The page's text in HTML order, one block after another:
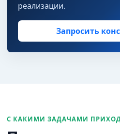
реализации.
Запросить
С КАКИМИ ЗАДАЧАМИ